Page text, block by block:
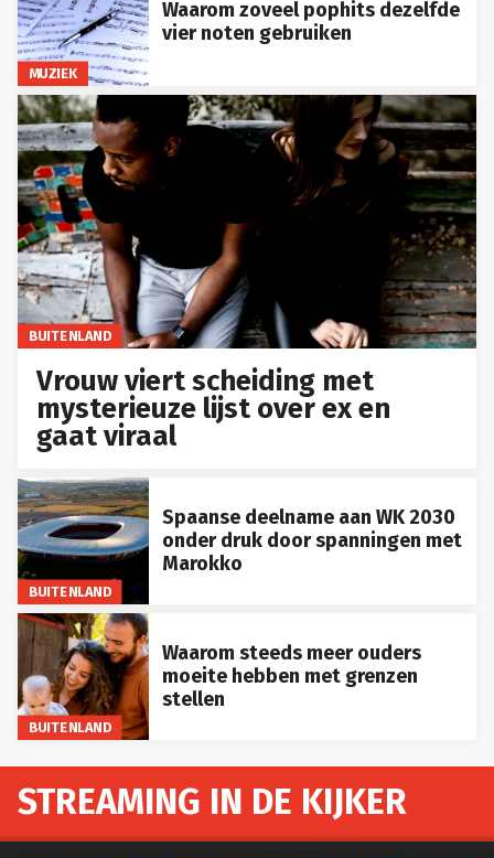
MUZIEK
Waarom zoveel pophits dezelfde
vier noten gebruiken
BUITENLAND
Vrouw viert scheiding met
mysterieuze lijst over ex en
gaat viraal
BUITENLAND
Spaanse deelname aan WK 2030
onder druk door spanningen met
Marokko
BUITENLAND
Waarom steeds meer ouders
moeite hebben met grenzen
stellen
STREAMING IN DE KIJKER